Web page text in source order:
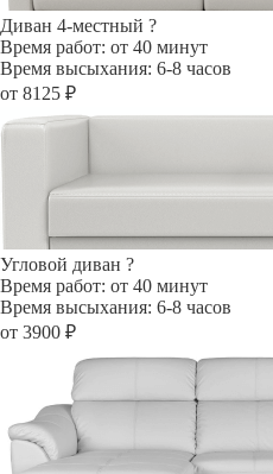
Диван 4-местный ?
Время работ: от 40 минут
Время высыхания: 6-8 часов
от 8125 ₽
Угловой диван ?
Время работ: от 40 минут
Время высыхания: 6-8 часов
от 3900 ₽